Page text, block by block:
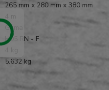
265 mm x 280 mm x 380 mm
Guma
H05 RN - F
5.632 kg